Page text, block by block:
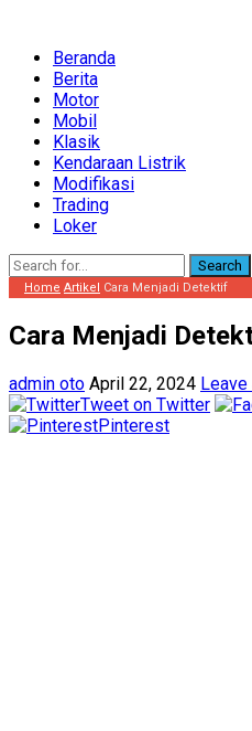
Beranda
Berita
Motor
Mobil
Klasik
Kendaraan Listrik
Modifikasi
Trading
Loker
Search
Home Artikel Cara Menjadi Detektif
Cara Menjadi
admin oto April 22, 2024 Leave
Tweet on Twitter
Pinterest